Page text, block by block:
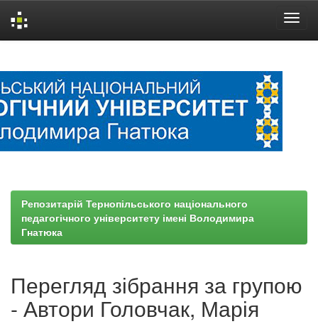
Репозитарій Тернопільського національного
педагогічного університету імені Володимира
Гнатюка
Перегляд зібрання за групою
- Автори Головчак, Марія